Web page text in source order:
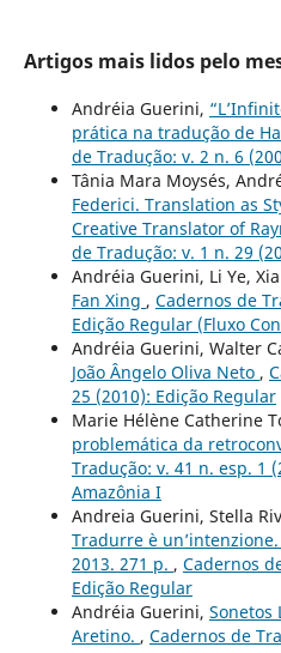
Artigos mais lidos pelo
Andréia Guerini,
prática na tradução de
de Tradução: v. 2 n. 6
Tânia Mara Moysés,
Federici. Translation as
Creative Translator of
de Tradução: v. 1 n. 29
Andréia Guerini, Li Ye,
Fan Xing , Cadernos de
Edição Regular (Fluxo
Andréia Guerini, Walter
João Ângelo Oliva Neto ,
25 (2010): Edição Regular
Marie Hélène Catherine
problemática da
Tradução: v. 41 n. esp. 1
Amazônia I
Andreia Guerini, Stella
Tradurre è
2013. 271 p. , Cadernos
Edição Regular
Andréia Guerini, Sonetos
Aretino. , Cadernos de